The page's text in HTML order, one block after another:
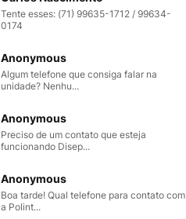
Tente esses: (71) 99635-1712 / 99634-
0174
Anonymous
Algum telefone que consiga falar na
unidade? Nenhu...
Anonymous
Preciso de um contato que esteja
funcionando Disep...
Anonymous
Boa tarde! Qual telefone para contato com
a Polint...